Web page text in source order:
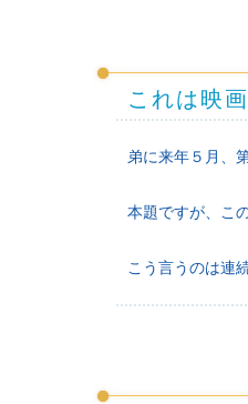
これは映
弟に来年５月、
本題ですが、こ
こう言うのは連